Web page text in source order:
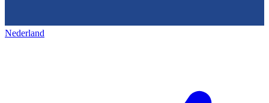
Nederland